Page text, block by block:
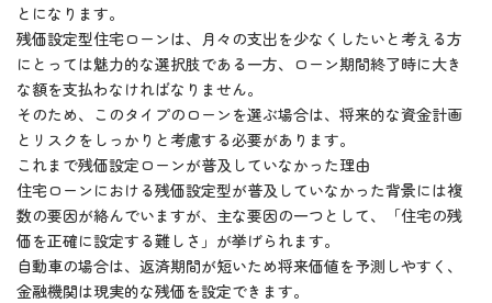
とになります。
残価設定型住宅ローンは、月々の支出を少なくしたいと考える方
にとっては魅力的な選択肢である一方、ローン期間終了時に大き
な額を支払わなければなりません。
そのため、このタイプのローンを選ぶ場合は、将来的な資金計画
とリスクをしっかりと考慮する必要があります。
これまで残価設定ローンが普及していなかった理由
住宅ローンにおける残価設定型が普及していなかった背景には複
数の要因が絡んでいますが、主な要因の一つとして、「住宅の残
価を正確に設定する難しさ」が挙げられます。
自動車の場合は、返済期間が短いため将来価値を予測しやすく、
金融機関は現実的な残価を設定できます。